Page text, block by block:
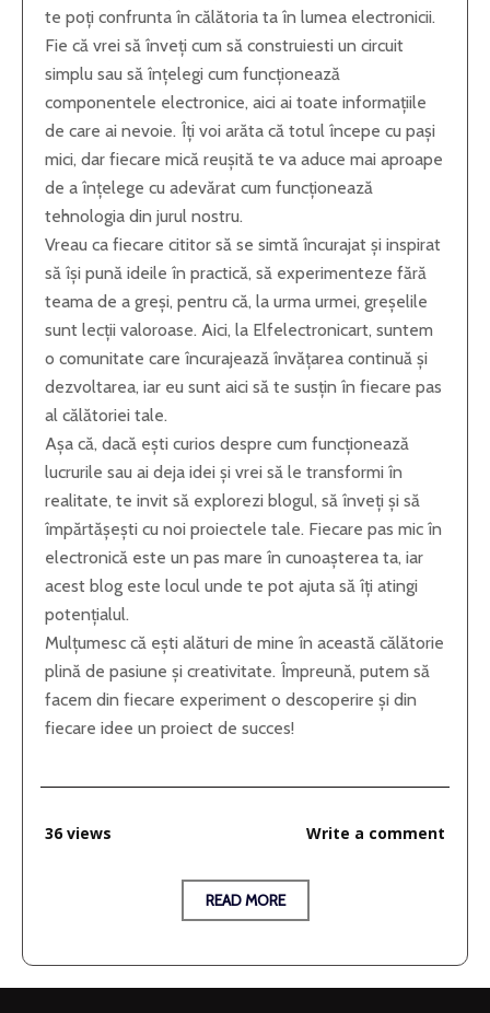
te poți confrunta în călătoria ta în lumea electronicii.
Fie că vrei să înveți cum să construiesti un circuit
simplu sau să înțelegi cum funcționează
componentele electronice, aici ai toate informațiile
de care ai nevoie. Îți voi arăta că totul începe cu pași
mici, dar fiecare mică reușită te va aduce mai aproape
de a înțelege cu adevărat cum funcționează
tehnologia din jurul nostru.
Vreau ca fiecare cititor să se simtă încurajat și inspirat
să își pună ideile în practică, să experimenteze fără
teama de a greși, pentru că, la urma urmei, greșelile
sunt lecții valoroase. Aici, la Elfelectronicart, suntem
o comunitate care încurajează învățarea continuă și
dezvoltarea, iar eu sunt aici să te susțin în fiecare pas
al călătoriei tale.
Așa că, dacă ești curios despre cum funcționează
lucrurile sau ai deja idei și vrei să le transformi în
realitate, te invit să explorezi blogul, să înveți și să
împărtășești cu noi proiectele tale. Fiecare pas mic în
electronică este un pas mare în cunoașterea ta, iar
acest blog este locul unde te pot ajuta să îți atingi
potențialul.
Mulțumesc că ești alături de mine în această călătorie
plină de pasiune și creativitate. Împreună, putem să
facem din fiecare experiment o descoperire și din
fiecare idee un proiect de succes!
36 views Write a comment
READ MORE